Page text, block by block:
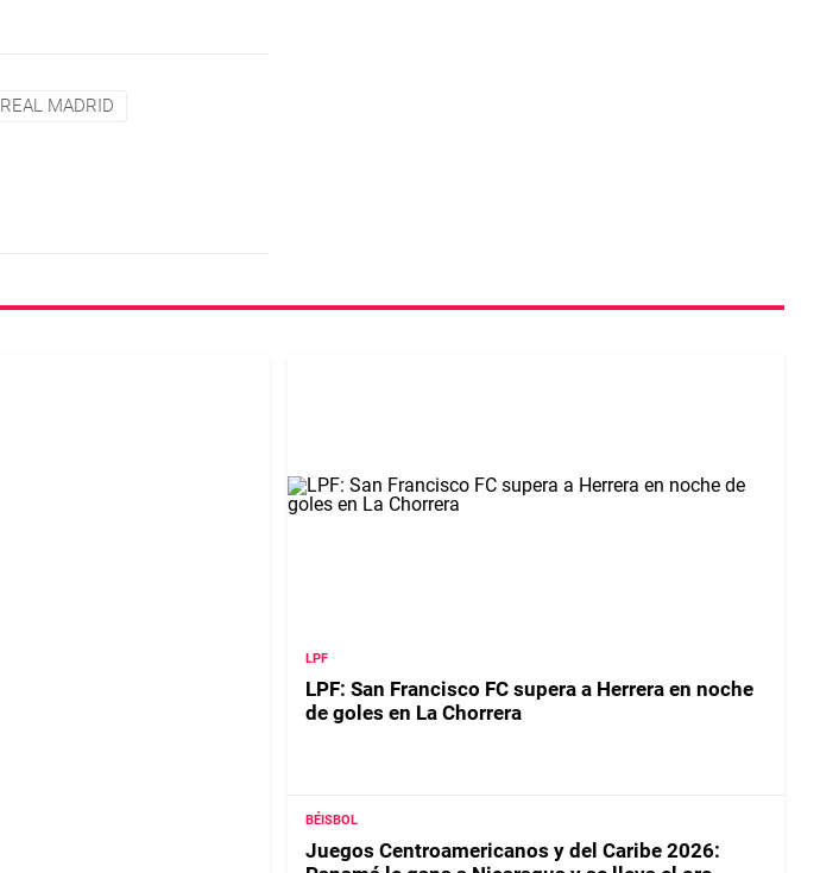
REAL MADRID
LPF
LPF: San Francisco FC supera a Herrera en noche
de goles en La Chorrera
BÉISBOL
Juegos Centroamericanos y del Caribe 2026: